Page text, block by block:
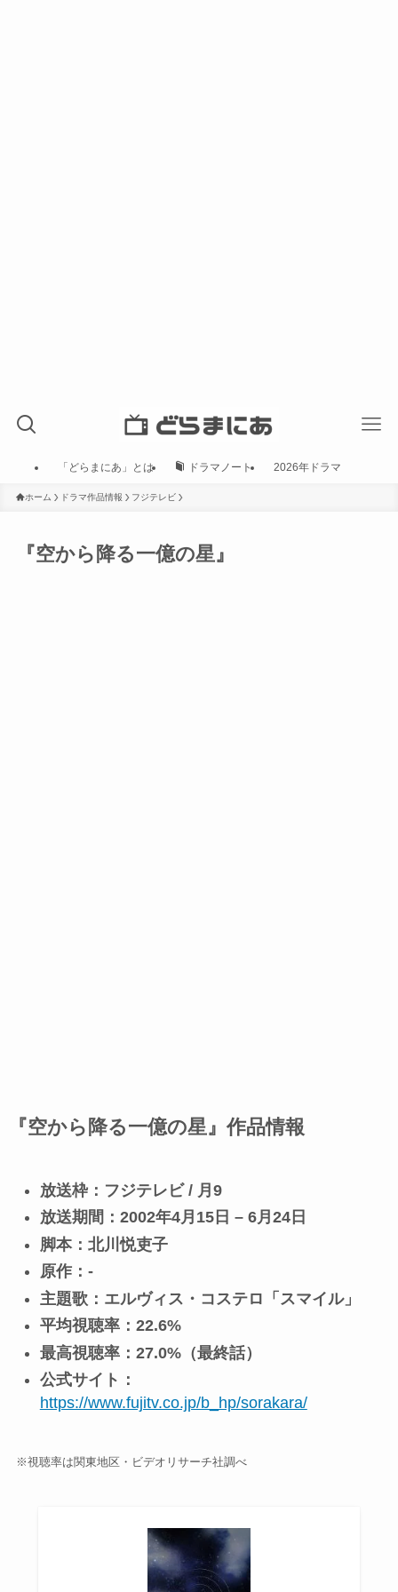
「どらまにあ」とは ドラマノート 2026年ドラマ
ホーム ドラマ作品情報 フジテレビ
『空から降る一億の星』
『空から降る一億の星』作品情報
放送枠：フジテレビ / 月9
放送期間：2002年4月15日 – 6月24日
脚本：北川悦吏子
原作：-
主題歌：エルヴィス・コステロ「スマイル」
平均視聴率：22.6%
最高視聴率：27.0%（最終話）
公式サイト：
https://www.fujitv.co.jp/b_hp/sorakara/
※視聴率は関東地区・ビデオリサーチ社調べ